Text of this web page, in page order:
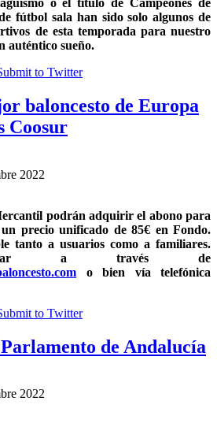
fútbol sala han sido solo algunos de
de esta temporada para nuestro
auténtico sueño.
baloncesto de Europa
Coosur
2022
podrán adquirir el abono para
precio unificado de 85€ en Fondo.
tanto a usuarios como a familiares.
a través de
o bien vía telefónica
de Andalucía
2022